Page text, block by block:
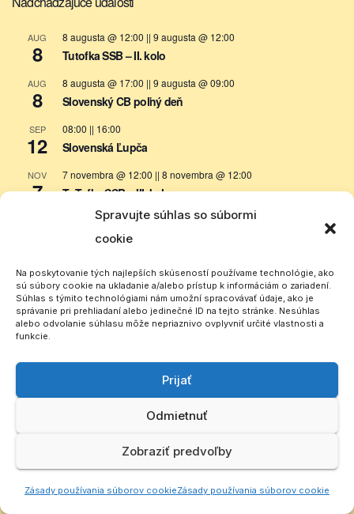
Spravujte súhlas so súbormi
cookie
Na poskytovanie tých najlepších skúseností používame technológie, ako
sú súbory cookie na ukladanie a/alebo prístup k informáciám o zariadení.
Súhlas s týmito technológiami nám umožní spracovávať údaje, ako je
správanie pri prehliadaní alebo jedinečné ID na tejto stránke. Nesúhlas
alebo odvolanie súhlasu môže nepriaznivo ovplyvniť určité vlastnosti a
funkcie.
Prijať
Odmietnuť
Zobraziť predvoľby
Zásady používania súborov cookieZásady používania súborov cookie
AUG
8
8 augusta @ 12:00 || 9 augusta @ 12:00
Tutofka SSB – II. kolo
AUG
8
8 augusta @ 17:00 || 9 augusta @ 09:00
Slovenský CB poľný deň
SEP
12
08:00 || 16:00
Slovenská Ľupča
NOV
7
7 novembra @ 12:00 || 8 novembra @ 12:00
TuTofka SSB – III. kolo
23. apríla 2027 @ 17:00||24. apríla 2027 @ 23:00
Stretnutie SCBR Remata – Memoriál Dušana Gahéra
Zobraziť kalendár
Idete na portejbl?
Pridaj podujatie
CB/PMR/HAM kalendár